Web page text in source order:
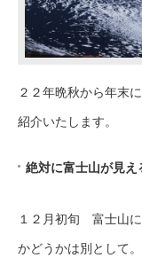
２２年晩秋から年末
紹介いたします。
絶対に富士山が見え
１２月初旬 富士山
かどうかは別として。